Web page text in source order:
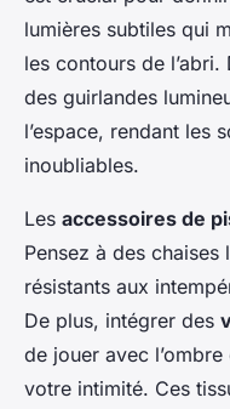
lumières subtiles qui
les contours de
des guirlandes
l’espace, rendant les
inoubliables.
Les accessoires de
Pensez à des
résistants aux
De plus, intégrer des
de jouer avec
votre intimité. Ces